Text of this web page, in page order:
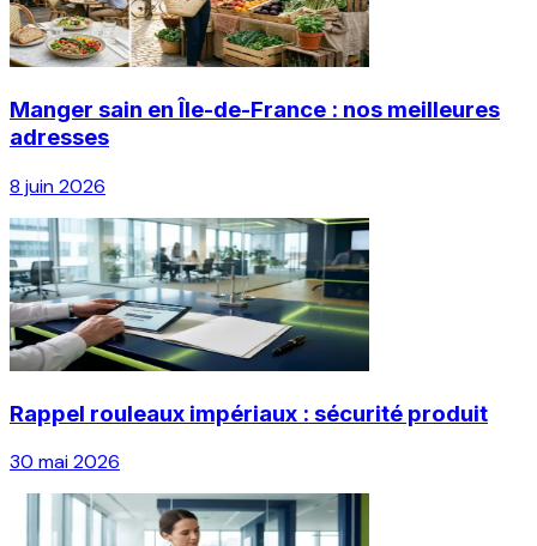
Manger sain en Île-de-France : nos meilleures
adresses
8 juin 2026
Rappel rouleaux impériaux : sécurité produit
30 mai 2026